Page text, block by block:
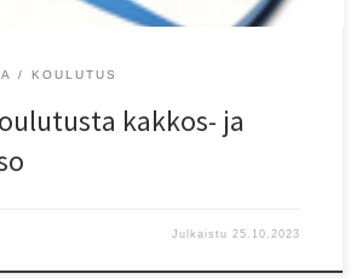
KOULUTUS
kakkos- ja
Julkaistu 25.10.2023